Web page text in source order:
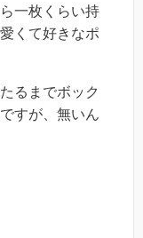
一枚くらい持
くて好きなポ
るまでボック
すが、無いん